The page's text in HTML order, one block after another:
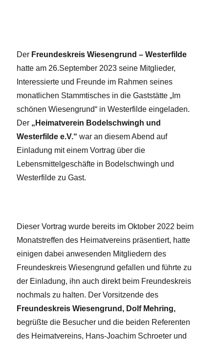
Der Freundeskreis Wiesengrund – Westerfilde
hatte am 26.September 2023 seine Mitglieder,
Interessierte und Freunde im Rahmen seines
monatlichen Stammtisches in die Gaststätte „Im
schönen Wiesengrund“ in Westerfilde eingeladen.
Der „Heimatverein Bodelschwingh und
Westerfilde e.V.“ war an diesem Abend auf
Einladung mit einem Vortrag über die
Lebensmittelgeschäfte in Bodelschwingh und
Westerfilde zu Gast.
Dieser Vortrag wurde bereits im Oktober 2022 beim
Monatstreffen des Heimatvereins präsentiert, hatte
einigen dabei anwesenden Mitgliedern des
Freundeskreis Wiesengrund gefallen und führte zu
der Einladung, ihn auch direkt beim Freundeskreis
nochmals zu halten. Der Vorsitzende des
Freundeskreis Wiesengrund, Dolf Mehring,
begrüßte die Besucher und die beiden Referenten
des Heimatvereins, Hans-Joachim Schroeter und